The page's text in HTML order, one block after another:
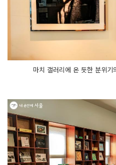
마치 갤러리에 온 듯한 분위